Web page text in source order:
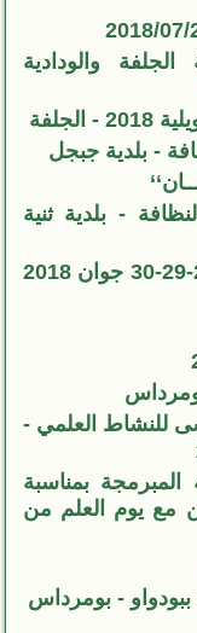
والودادية
- بلدية جبجل
- بلدية ثنية
إعلان عن إقامة دورة تكوينية أيام 28-29-30 جوان 2018
للنشاط العلمي -
المبرمجة بمناسبة
مع يوم العلم من
- بومرداس